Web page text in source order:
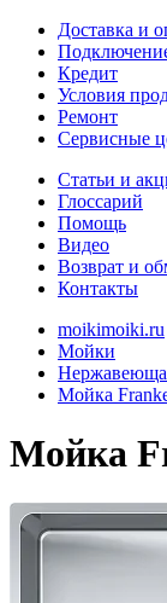
Доставка и
Кредит
Условия
Ремонт
Сервисные
Статьи и
Глоссарий
Помощь
Видео
Возврат и
Контакты
moikimoiki.ru
Мойки
Мойка
Мойка